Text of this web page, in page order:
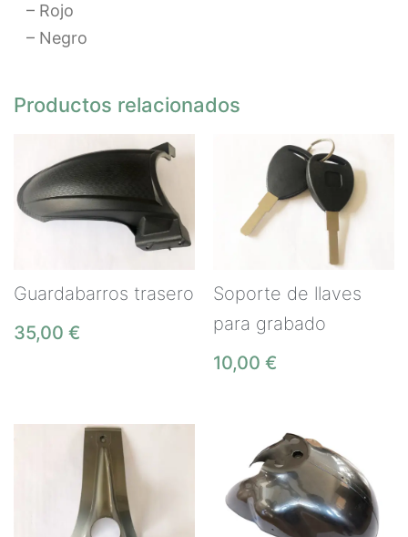
– Rojo
– Negro
Productos relacionados
Guardabarros trasero
35,00 €
Soporte de llaves
para grabado
10,00 €